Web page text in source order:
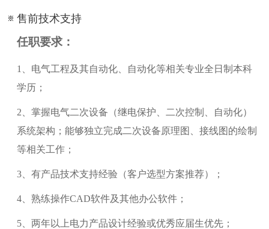
售前技术支持
任职要求：
1
、电气工程及其自动化、自动化等相关专业全日制本科
学历；
2、掌握电气二次设备（继电保护、二次控制、自动化）
系统架构；能够独立完成二次设备原理图、接线图的绘制
等相关工作；
3、有产品技术支持经验（客户选型方案推荐）；
4、熟练操作CAD软件及其他办公软件；
5、两年以上电力产品设计经验或优秀应届生优先；